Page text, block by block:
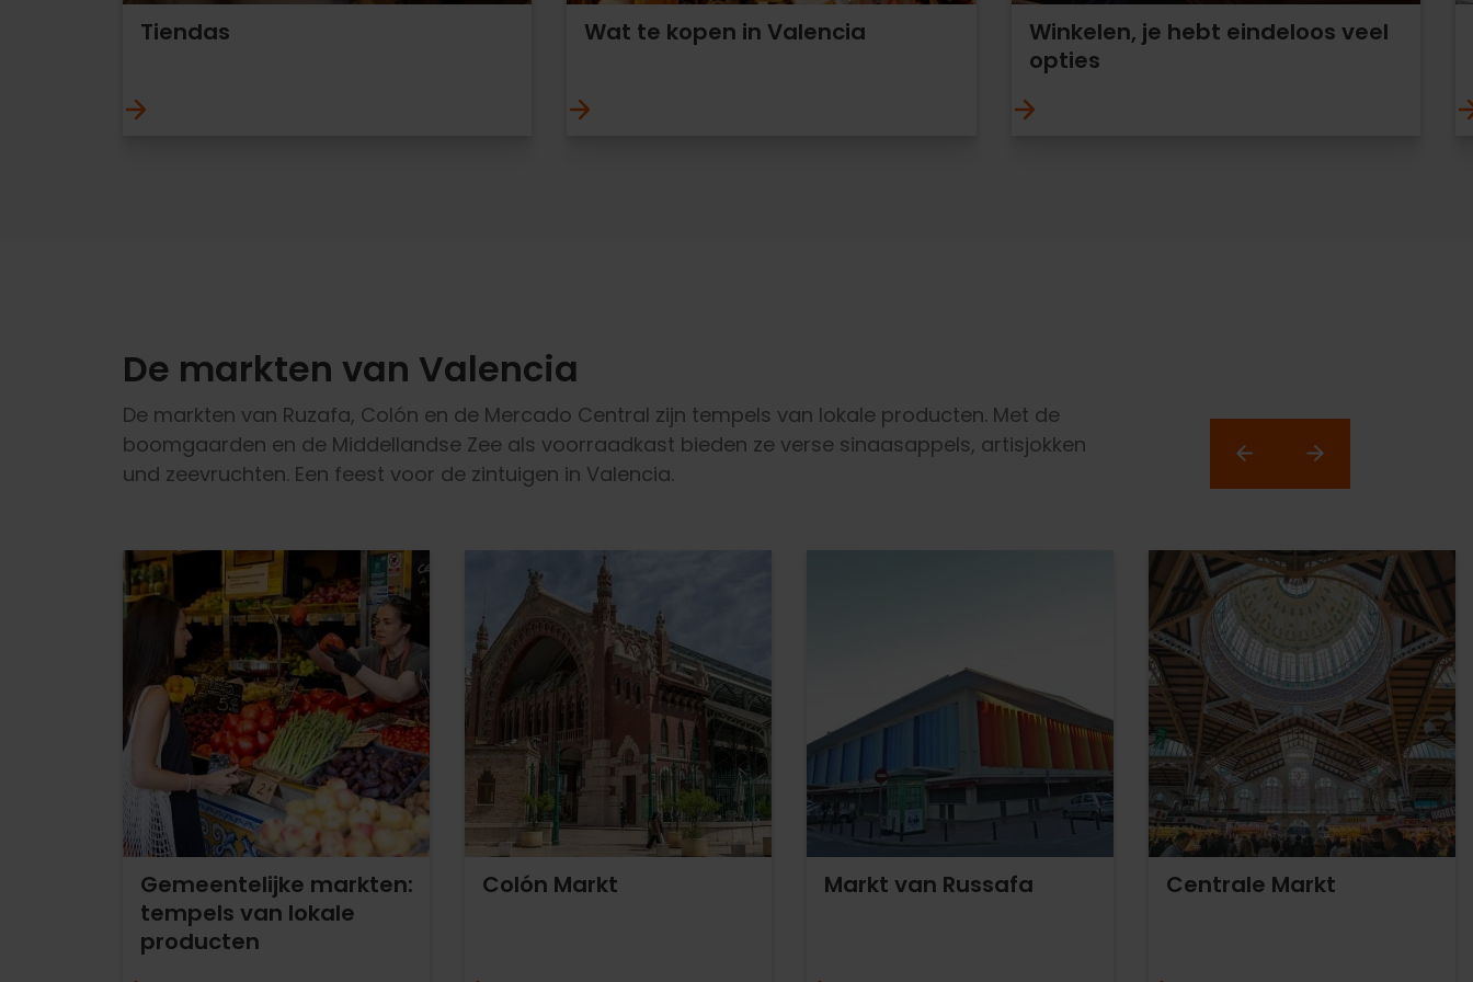
Tiendas Wat te kopen in Valencia
Winkelen, je hebt eindeloos veel
opties
De markten van Valencia
De markten van Ruzafa, Colón en de Mercado Central zijn tempels van lokale producten. Met de
boomgaarden en de Middellandse Zee als voorraadkast bieden ze verse sinaasappels, artisjokken
und zeevruchten. Een feest voor de zintuigen in Valencia.
Gemeentelijke markten:
tempels van lokale
producten
Colón Markt Markt van Russafa Centrale Markt